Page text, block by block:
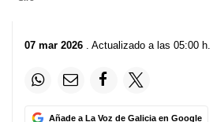
07 mar 2026 . Actualizado a las 05:00 h.
Añade a La Voz de Galicia en Google